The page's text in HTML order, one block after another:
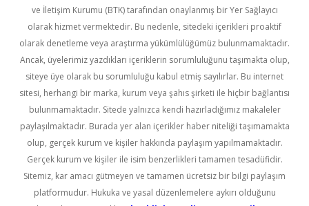
ve İletişim Kurumu (BTK) tarafından onaylanmış bir Yer Sağlayıcı
olarak hizmet vermektedir. Bu nedenle, sitedeki içerikleri proaktif
olarak denetleme veya araştırma yükümlülüğümüz bulunmamaktadır.
Ancak, üyelerimiz yazdıkları içeriklerin sorumluluğunu taşımakta olup,
siteye üye olarak bu sorumluluğu kabul etmiş sayılırlar. Bu internet
sitesi, herhangi bir marka, kurum veya şahıs şirketi ile hiçbir bağlantısı
bulunmamaktadır. Sitede yalnızca kendi hazırladığımız makaleler
paylaşılmaktadır. Burada yer alan içerikler haber niteliği taşımamakta
olup, gerçek kurum ve kişiler hakkında paylaşım yapılmamaktadır.
Gerçek kurum ve kişiler ile isim benzerlikleri tamamen tesadüfidir.
Sitemiz, kar amacı gütmeyen ve tamamen ücretsiz bir bilgi paylaşım
platformudur. Hukuka ve yasal düzenlemelere aykırı olduğunu